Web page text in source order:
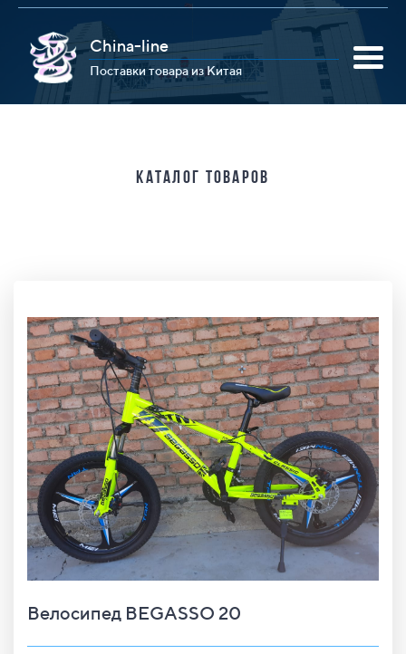
China-line
Поставки товара из Китая
Каталог товаров
Велосипед BEGASSO 20